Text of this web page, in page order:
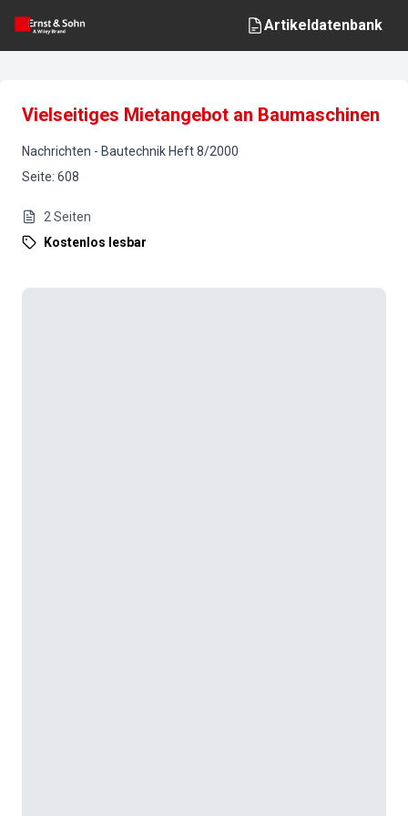
Artikeldatenbank
Vielseitiges Mietangebot an Baumaschinen
Nachrichten - Bautechnik Heft8/2000
Seite: 608
2 Seiten
Kostenlos lesbar